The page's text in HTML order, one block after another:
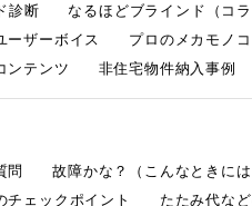
診断
なるほどブラインド（コラ
ーザーボイス プロのメカモノ
ンテンツ 非住宅物件納入事例
問 故障かな？（こんなときには
チェックポイント たたみ代な